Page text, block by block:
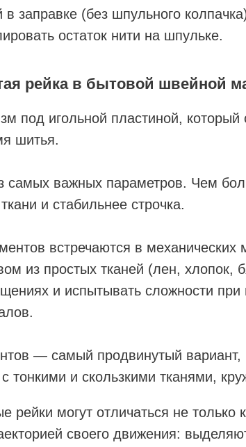
в заправке (без шпульного
остаток нити на шпульке.
рейка в бытовой швейной
под игольной пластиной, который
шитья.
самых важных параметров. Чем
и стабильнее строчка.
встречаются в механических
из простых тканей (лен, хлопок,
и испытывать сложности
— самый продвинутый
тонкими и скользкими тканями,
рейки могут отличаться не только
своего движения: